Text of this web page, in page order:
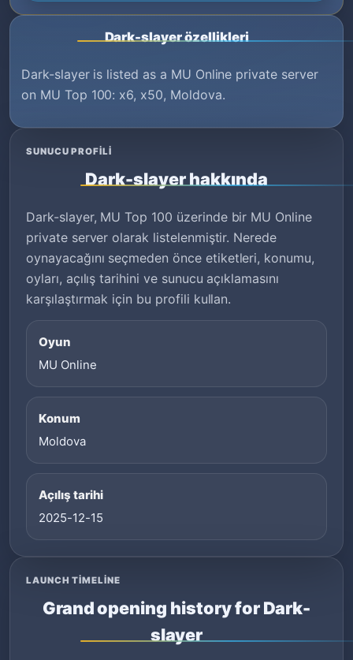
Dark-slayer özellikleri
Dark-slayer is listed as a MU Online private server
on MU Top 100: x6, x50, Moldova.
SUNUCU PROFILI
Dark-slayer hakkında
Dark-slayer, MU Top 100 üzerinde bir MU Online
private server olarak listelenmiştir. Nerede
oynayacağını seçmeden önce etiketleri, konumu,
oyları, açılış tarihini ve sunucu açıklamasını
karşılaştırmak için bu profili kullan.
Oyun
MU Online
Konum
Moldova
Açılış tarihi
2025-12-15
LAUNCH TIMELINE
Grand opening history for Dark-
slayer